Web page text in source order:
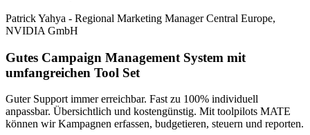
Patrick Yahya - Regional Marketing Manager Central Europe,
NVIDIA GmbH
Gutes Campaign Management System mit
umfangreichen Tool Set
Guter Support immer erreichbar. Fast zu 100% individuell
anpassbar. Übersichtlich und kostengünstig. Mit toolpilots MATE
können wir Kampagnen erfassen, budgetieren, steuern und reporten.